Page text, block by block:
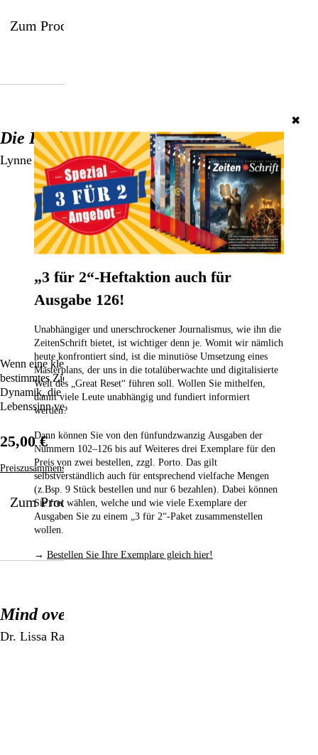
Zum Produkt
Die Kraft der Acht
Lynne McTaggart
Wenn eine kleine Gruppe von Menschen ihre Intention auf ein
bestimmtes Ziel fokussiert, entsteht eine machtvolle kollektive
Dynamik, die Krankheiten heilen, Beziehungen kitten und sogar neuen
Lebenssinn vermitteln kann.
Zum Produkt
25,00 €
Preiszusammensetzung
Mind over Medicine
Dr. Lissa Rankin
✖
„3 für 2“-Heftaktion auch für
Ausgabe 126!
Unabhängiger und unerschrockener Journalismus, wie ihn die
ZeitenSchrift bietet, ist wichtiger denn je. Womit wir nämlich
heute konfrontiert sind, ist die minutiöse Umsetzung eines
Masterplans, der uns in die totalüberwachte und digitalisierte
Welt des „Great Reset“ führen soll. Wollen Sie mithelfen,
damit viele Leute unabhängig und fundiert informiert
werden?
Dann können Sie von den fünfundzwanzig Ausgaben der
Nummern 102–126 bis auf Weiteres drei Exemplare für den
Preis von zwei bestellen, zzgl. Porto. Das gilt
selbstverständlich auch für entsprechend vielfache Mengen
(z.Bsp. 9 Stück bestellen und nur 6 bezahlen). Dabei können
Sie frei wählen, welche und wie viele Exemplare der
Ausgaben Sie zu einem „3 für 2“-Paket zusammenstellen
wollen.
→ Bestellen Sie Ihre Exemplare gleich hier!